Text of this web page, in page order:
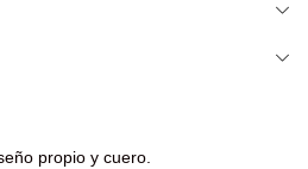
propio y cuero.